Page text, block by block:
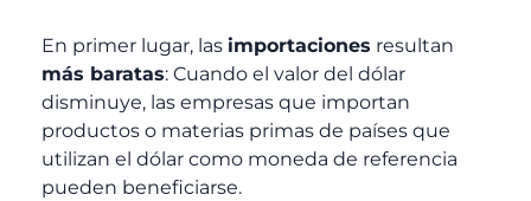
En primer lugar, las importaciones resultan
más baratas: Cuando el valor del dólar
disminuye, las empresas que importan
productos o materias primas de países que
utilizan el dólar como moneda de referencia
pueden beneficiarse.